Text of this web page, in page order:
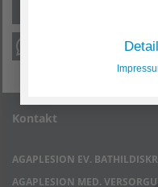
Kontakt
AGAPLESION EV.
AGAPLESION MED.